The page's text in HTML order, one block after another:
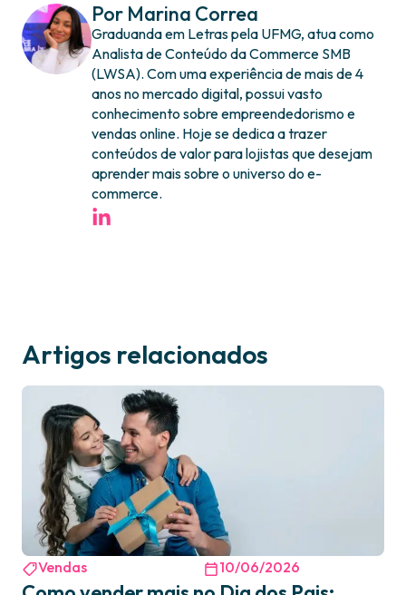
Por Marina Correa
Graduanda em Letras pela UFMG, atua como
Analista de Conteúdo da Commerce SMB
(LWSA). Com uma experiência de mais de 4
anos no mercado digital, possui vasto
conhecimento sobre empreendedorismo e
vendas online. Hoje se dedica a trazer
conteúdos de valor para lojistas que desejam
aprender mais sobre o universo do e-
commerce.
Artigos relacionados
Vendas 10/06/2026